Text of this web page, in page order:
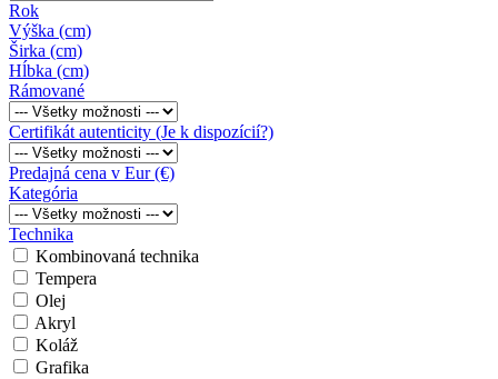
Rok
Výška (cm)
Širka (cm)
Hĺbka (cm)
Rámované
Certifikát autenticity (Je k dispozícií?)
Predajná cena v Eur (€)
Kategória
Technika
Kombinovaná technika
Tempera
Olej
Akryl
Koláž
Grafika